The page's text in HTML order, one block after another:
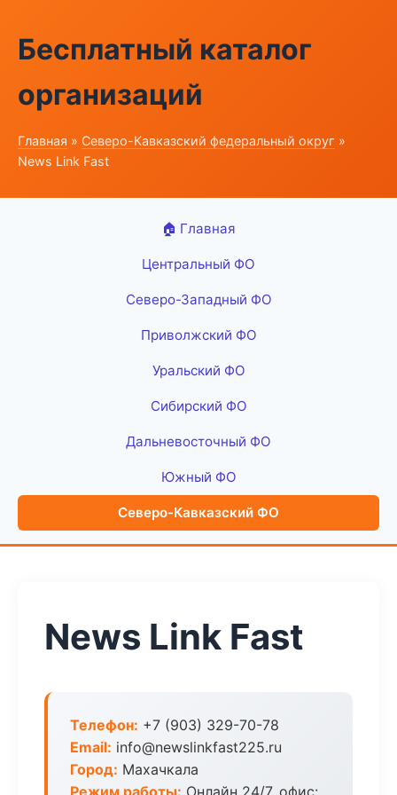
Бесплатный каталог
организаций
Главная » Северо-Кавказский федеральный округ »
News Link Fast
🏠 Главная
Центральный ФО
Северо-Западный ФО
Приволжский ФО
Уральский ФО
Сибирский ФО
Дальневосточный ФО
Южный ФО
Северо-Кавказский ФО
News Link Fast
Телефон: +7 (903) 329-70-78
Email: info@newslinkfast225.ru
Город: Махачкала
Режим работы: Онлайн 24/7, офис: